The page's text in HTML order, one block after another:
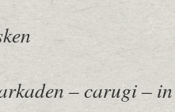
– carugi –